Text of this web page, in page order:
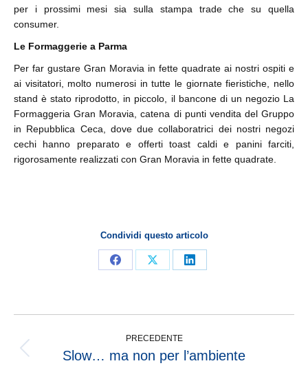
per i prossimi mesi sia sulla stampa trade che su quella
consumer.
Le Formaggerie a Parma
Per far gustare Gran Moravia in fette quadrate ai nostri ospiti e
ai visitatori, molto numerosi in tutte le giornate fieristiche, nello
stand è stato riprodotto, in piccolo, il bancone di un negozio La
Formaggeria Gran Moravia, catena di punti vendita del Gruppo
in Repubblica Ceca, dove due collaboratrici dei nostri negozi
cechi hanno preparato e offerti toast caldi e panini farciti,
rigorosamente realizzati con Gran Moravia in fette quadrate.
Condividi questo articolo
PRECEDENTE
Slow… ma non per l’ambiente